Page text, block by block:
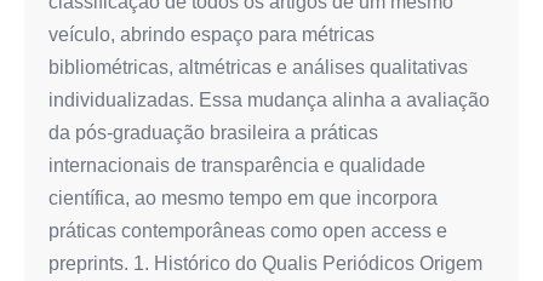
veículo, abrindo espaço para métricas
bibliométricas, altmétricas e análises qualitativas
individualizadas. Essa mudança alinha a avaliação
da pós‑graduação brasileira a práticas
internacionais de transparência e qualidade
científica, ao mesmo tempo em que incorpora
práticas contemporâneas como open access e
preprints. 1. Histórico do Qualis Periódicos Origem